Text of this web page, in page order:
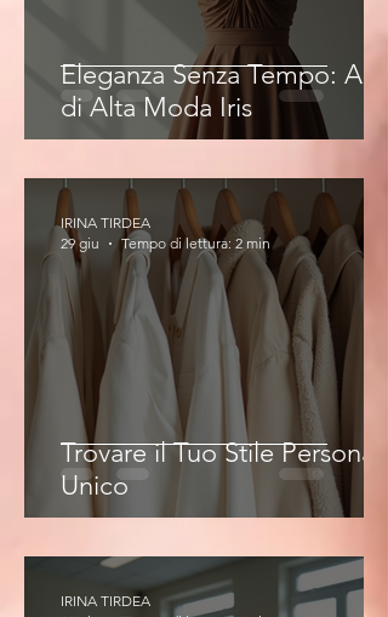
Eleganza Senza Tempo: Abiti
di Alta Moda Iris
Trovare il Tuo Stile Personale
Unico
IRINA TIRDEA
29 giu
Tempo di lettura: 2 min
IRINA TIRDEA